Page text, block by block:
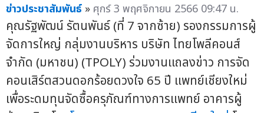
ข่าวประชาสัมพันธ์ » ศุกร์ 3 พฤศจิกายน 2566 09:47 น.
คุณรัฐพัฒน์ รัตนพันธ์ (ที่ 7 จากซ้าย) รองกรรมการผู้
จัดการใหญ่ กลุ่มงานบริหาร บริษัท ไทยโพลีคอนส์
จำกัด (มหาชน) (TPOLY) ร่วมงานแถลงข่าว การจัด
คอนเสิร์ตสวนดอกร้อยดวงใจ 65 ปี แพทย์เชียงใหม่
เพื่อระดมทุนจัดซื้อครุภัณฑ์ทางการแพทย์ อาคารผู้